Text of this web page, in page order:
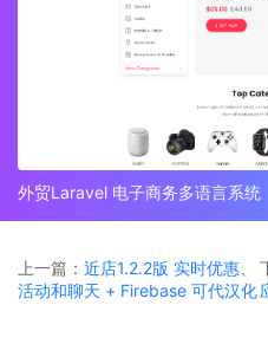
外贸Laravel 电子商务多语言系统
上一篇： 近店1.2.2版 实时优惠、
活动和聊天 + Firebase 可代汉化